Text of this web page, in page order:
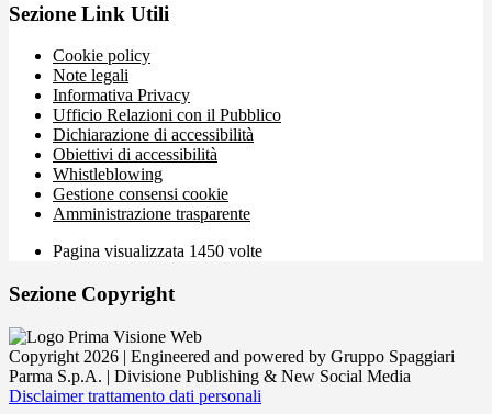
Sezione Link Utili
Cookie policy
Note legali
Informativa Privacy
Ufficio Relazioni con il Pubblico
Dichiarazione di accessibilità
Obiettivi di accessibilità
Whistleblowing
Gestione consensi cookie
Amministrazione trasparente
Pagina visualizzata 1450 volte
Sezione Copyright
Copyright 2026 | Engineered and powered by Gruppo Spaggiari
Parma S.p.A. | Divisione Publishing & New Social Media
Disclaimer trattamento dati personali